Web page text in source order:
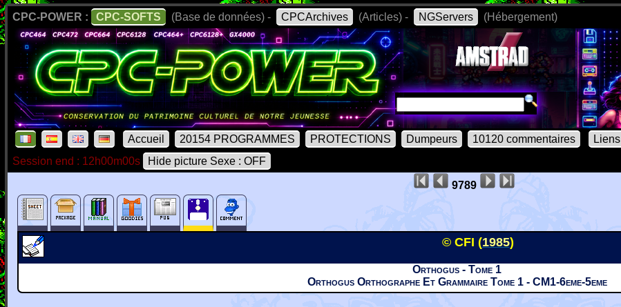
CPC-POWER : CPC-SOFTS (Base de données) - CPCArchives (Articles) - NGServers (Hébergement)
Accueil 20154 PROGRAMMES PROTECTIONS Dumpeurs 10120 commentaires Liens
Session end : 12h00m00s
Hide picture Sexe : OFF
9789
© CFI (1985)
Orthogus - Tome 1
Orthogus Orthographe Et Grammaire Tome 1 - CM1-6eme-5eme